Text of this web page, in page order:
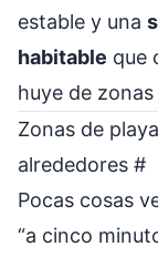
estable y una
habitable que
huye de
Zonas de
alrededores #
Pocas cosas
“a cinco